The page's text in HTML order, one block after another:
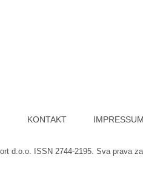
KONTAKT IMPRESSUM
d.o.o. ISSN 2744-2195. Sva prava